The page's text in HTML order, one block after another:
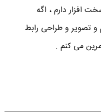
افزار دارم ، اگه
و تصویر و طراحی رابط
می کنم .